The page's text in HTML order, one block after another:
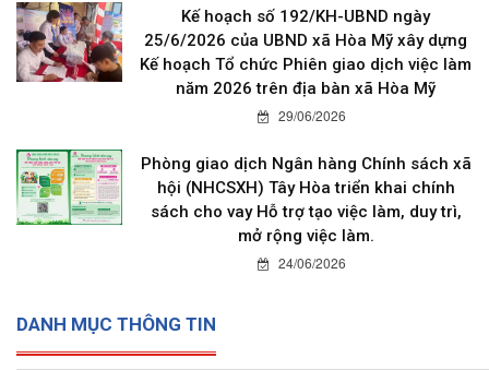
Kế hoạch số 192/KH-UBND ngày
25/6/2026 của UBND xã Hòa Mỹ xây dựng
Kế hoạch Tổ chức Phiên giao dịch việc làm
năm 2026 trên địa bàn xã Hòa Mỹ
29/06/2026
Phòng giao dịch Ngân hàng Chính sách xã
hội (NHCSXH) Tây Hòa triển khai chính
sách cho vay Hỗ trợ tạo việc làm, duy trì,
mở rộng việc làm.
24/06/2026
DANH MỤC THÔNG TIN